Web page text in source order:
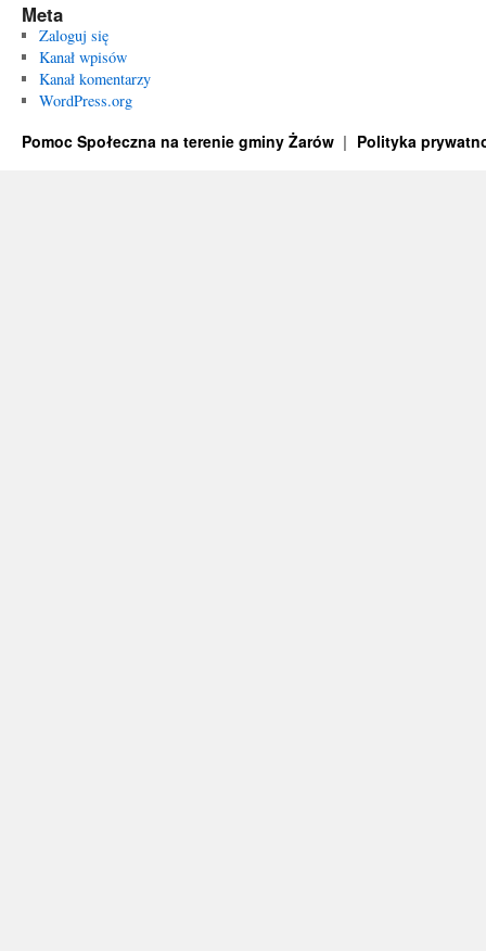
Meta
Zaloguj się
Kanał wpisów
Kanał komentarzy
WordPress.org
Pomoc Społeczna na terenie gminy Żarów Polityka